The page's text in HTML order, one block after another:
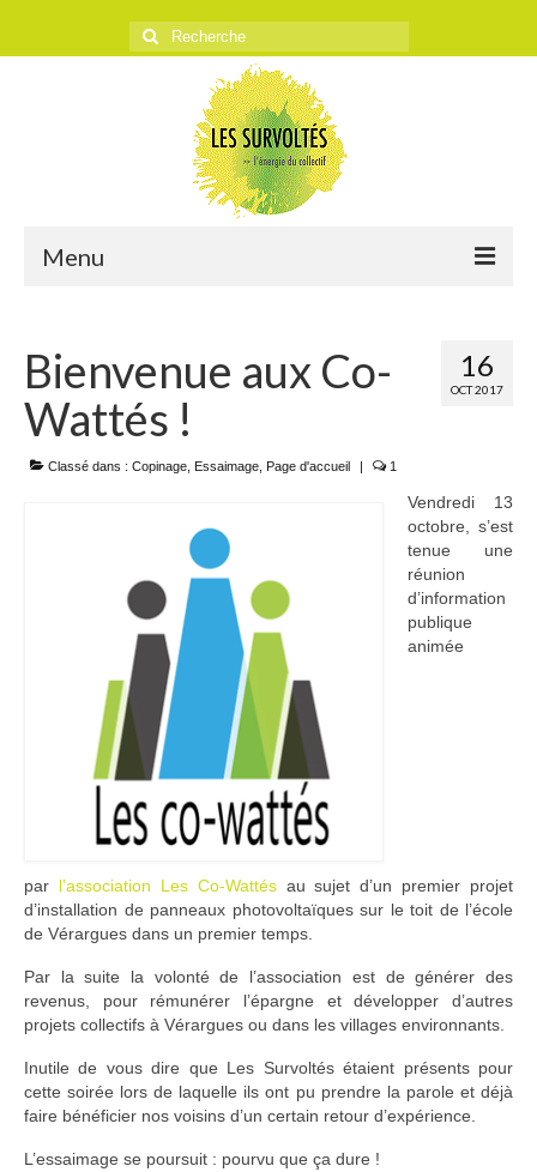
Rechercher
:
Menu
L’ASSOCIATION
Historique
Objectifs
PROJETS
LE WATT CITOYEN
Parc Photovoltaïque
Structure juridique
Les lettres aux sociétaires
Exploitation
Energie
Déchets
Ramassages citoyens de déchets
Mobilité
16
OCT 2017
Bienvenue aux Co-
Wattés !
Classé dans : Copinage Essaimage Page d'accueil | 1
Vendredi 13
octobre, s’est
tenue une
réunion
d’information
publique
animée
par l’association Les Co-Wattés au sujet d’un premier projet
d’installation de panneaux photovoltaïques sur le toit de l’école
de Vérargues dans un premier temps.
Par la suite la volonté de l’association est de générer des
revenus, pour rémunérer l’épargne et développer d’autres
projets collectifs à Vérargues ou dans les villages environnants.
Inutile de vous dire que Les Survoltés étaient présents pour
cette soirée lors de laquelle ils ont pu prendre la parole et déjà
faire bénéficier nos voisins d’un certain retour d’expérience.
L’essaimage se poursuit : pourvu que ça dure !